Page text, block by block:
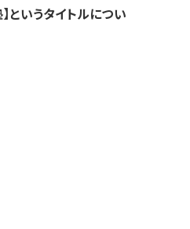
というタイトルについ